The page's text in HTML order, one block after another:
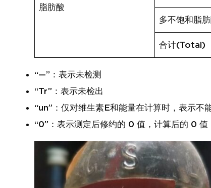
脂肪酸
多不饱和脂
合计(Total)
“—”：表示未检测
“Tr”：表示未检出
“un”：仅对维生素E和能量在计算时，表示不
“0”：表示测定后修约的 0 值，计算后的 0 值